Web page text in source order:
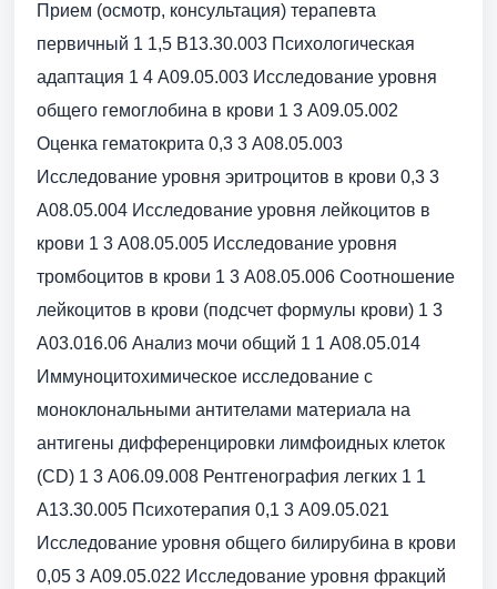
Прием (осмотр, консультация) терапевта
первичный 1 1,5 B13.30.003 Психологическая
адаптация 1 4 A09.05.003 Исследование уровня
общего гемоглобина в крови 1 3 A09.05.002
Оценка гематокрита 0,3 3 A08.05.003
Исследование уровня эритроцитов в крови 0,3 3
A08.05.004 Исследование уровня лейкоцитов в
крови 1 3 A08.05.005 Исследование уровня
тромбоцитов в крови 1 3 A08.05.006 Соотношение
лейкоцитов в крови (подсчет формулы крови) 1 3
A03.016.06 Анализ мочи общий 1 1 A08.05.014
Иммуноцитохимическое исследование с
моноклональными антителами материала на
антигены дифференцировки лимфоидных клеток
(CD) 1 3 A06.09.008 Рентгенография легких 1 1
A13.30.005 Психотерапия 0,1 3 A09.05.021
Исследование уровня общего билирубина в крови
0,05 3 A09.05.022 Исследование уровня фракций